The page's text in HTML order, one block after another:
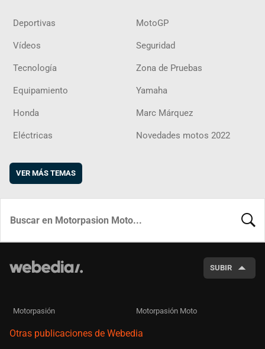
Deportivas MotoGP
Vídeos Seguridad
Tecnología Zona de Pruebas
Equipamiento Yamaha
Honda Marc Márquez
Eléctricas Novedades motos 2022
VER MÁS TEMAS
SUBIR
Motorpasión Motorpasión Moto
Otras publicaciones de Webedia